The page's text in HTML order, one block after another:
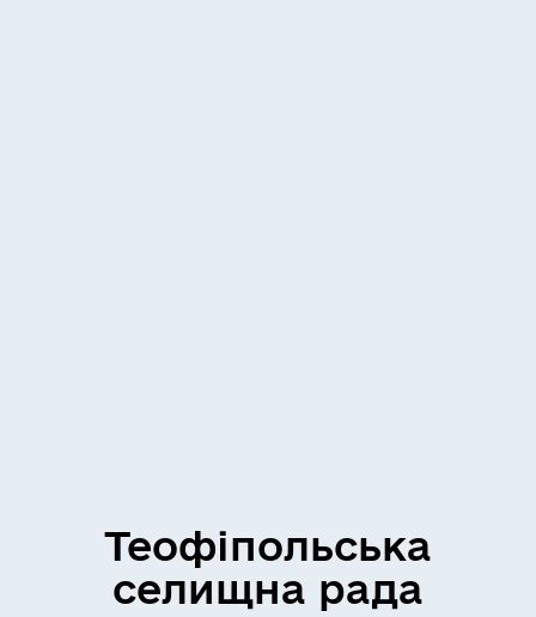
Теофіпольська
селищна рада